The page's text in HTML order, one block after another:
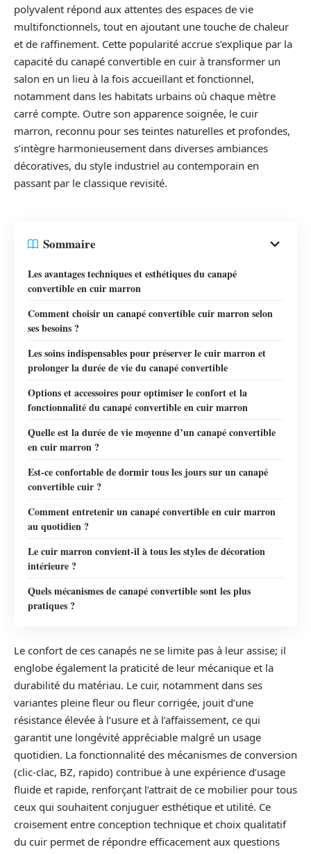
polyvalent répond aux attentes des espaces de vie
multifonctionnels, tout en ajoutant une touche de chaleur
et de raffinement. Cette popularité accrue s’explique par la
capacité du canapé convertible en cuir à transformer un
salon en un lieu à la fois accueillant et fonctionnel,
notamment dans les habitats urbains où chaque mètre
carré compte. Outre son apparence soignée, le cuir
marron, reconnu pour ses teintes naturelles et profondes,
s’intègre harmonieusement dans diverses ambiances
décoratives, du style industriel au contemporain en
passant par le classique revisité.
Sommaire
Les avantages techniques et esthétiques du canapé
convertible en cuir marron
Comment choisir un canapé convertible cuir marron selon
ses besoins ?
Les soins indispensables pour préserver le cuir marron et
prolonger la durée de vie du canapé convertible
Options et accessoires pour optimiser le confort et la
fonctionnalité du canapé convertible en cuir marron
Quelle est la durée de vie moyenne d’un canapé convertible
en cuir marron ?
Est-ce confortable de dormir tous les jours sur un canapé
convertible cuir ?
Comment entretenir un canapé convertible en cuir marron
au quotidien ?
Le cuir marron convient-il à tous les styles de décoration
intérieure ?
Quels mécanismes de canapé convertible sont les plus
pratiques ?
Le confort de ces canapés ne se limite pas à leur assise; il
englobe également la praticité de leur mécanique et la
durabilité du matériau. Le cuir, notamment dans ses
variantes pleine fleur ou fleur corrigée, jouit d’une
résistance élevée à l’usure et à l’affaissement, ce qui
garantit une longévité appréciable malgré un usage
quotidien. La fonctionnalité des mécanismes de conversion
(clic-clac, BZ, rapido) contribue à une expérience d’usage
fluide et rapide, renforçant l’attrait de ce mobilier pour tous
ceux qui souhaitent conjuguer esthétique et utilité. Ce
croisement entre conception technique et choix qualitatif
du cuir permet de répondre efficacement aux questions